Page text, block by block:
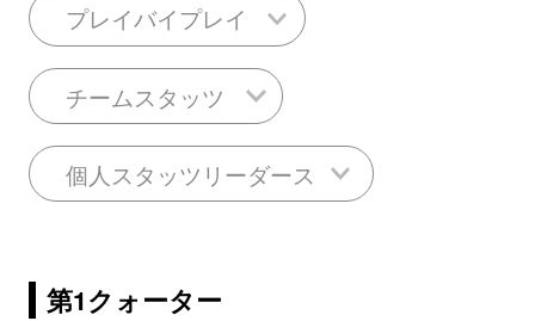
プレイバイプレイ
チームスタッツ
個人スタッツリーダース
第1クォーター